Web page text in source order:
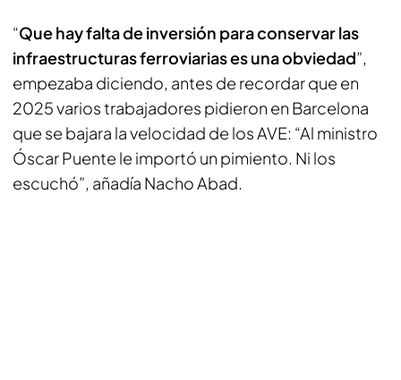
“Que hay falta de inversión para conservar las
infraestructuras ferroviarias es una obviedad”,
empezaba diciendo, antes de recordar que en
2025 varios trabajadores pidieron en Barcelona
que se bajara la velocidad de los AVE: “Al ministro
Óscar Puente le importó un pimiento. Ni los
escuchó”, añadía Nacho Abad.